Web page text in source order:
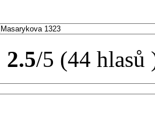
2.5/5 (44 hlasů